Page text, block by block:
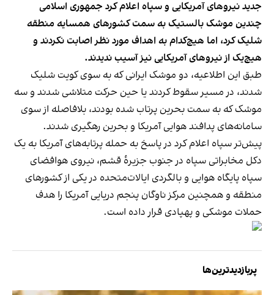
جدید نیروهای آمریکایی و سپاه اعلام کرد جمهوری اسلامی
چندین موشک بالستیک به سمت کشورهای همسایه منطقه
شلیک کرد، اما هیچ‌کدام به اهداف مورد نظر اصابت نکردند و
هیچ‌یک از نیروهای آمریکایی نیز آسیب ندیدند.
طبق این اطلاعیه، دو موشک ایرانی که به سوی کویت شلیک
شدند، در مسیر سقوط کردند یا حین حرکت متلاشی شدند و سه
موشک که به سمت بحرین پرتاب شده بودند، بلافاصله از سوی
سامانه‌های پدافند هوایی آمریکا و بحرین رهگیری شدند.
پیش‌تر سپاه اعلام کرد در پاسخ به حمله‌ پرتابه‌های آمریکا به یک
دکل مخابراتی سپاه در جنوب جزیرۀ قشم، نیروی هوافضای
سپاه پایگاه هوایی و بالگردی ایالات‌متحده در یکی از کشورهای
منطقه و همچنین مرکز ناوگان پنجم دریایی آمریکا را هدف
حملات موشکی و پهپادی قرار داده است.
پربازدیدترین‌ها